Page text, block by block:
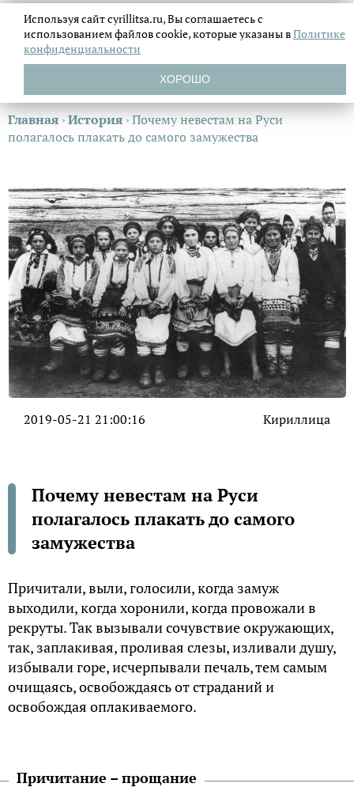
Главная ›История ›Почему невестам на Руси
полагалось плакать до самого замужества
2019-05-21 21:00:16 Кириллица
Почему невестам на Руси
полагалось плакать до самого
замужества
Причитали, выли, голосили, когда замуж
выходили, когда хоронили, когда провожали в
рекруты. Так вызывали сочувствие окружающих,
так, заплакивая, проливая слезы, изливали душу,
избывали горе, исчерпывали печаль, тем самым
очищаясь, освобождаясь от страданий и
освобождая оплакиваемого.
Причитание – прощание
Используя сайт cyrillitsa.ru, Вы соглашаетесь с
использованием файловcookie, которые указаны вПолитике
конфиденциальности
ХОРОШО